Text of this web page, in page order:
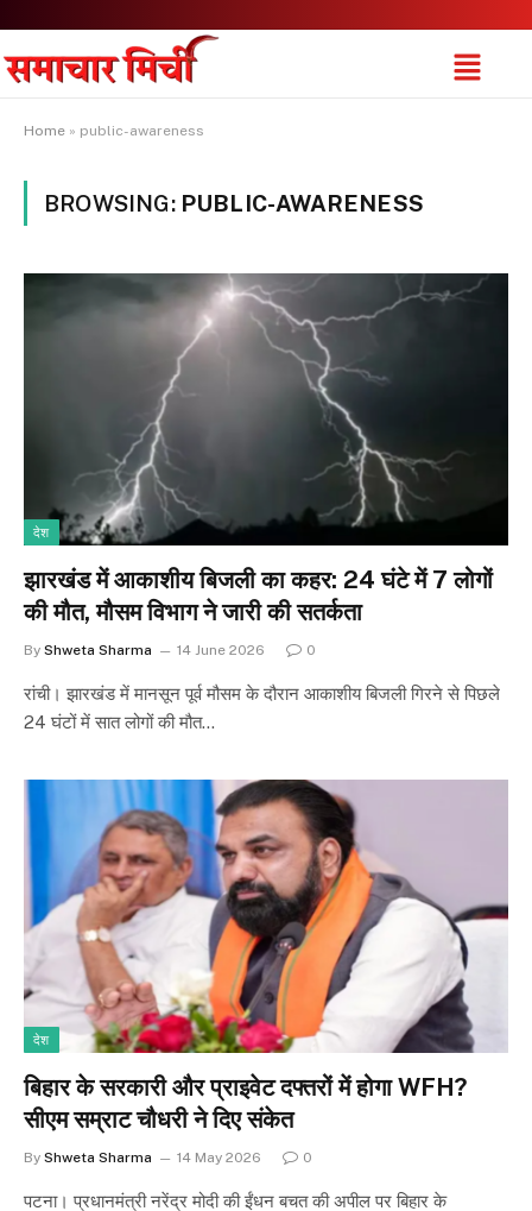
Home » public-awareness
BROWSING: PUBLIC-AWARENESS
देश
झारखंड में आकाशीय बिजली का कहर: 24 घंटे में 7 लोगों
की मौत, मौसम विभाग ने जारी की सतर्कता
By Shweta Sharma 14 June 2026 0
रांची। झारखंड में मानसून पूर्व मौसम के दौरान आकाशीय बिजली गिरने से पिछले
24 घंटों में सात लोगों की मौत…
देश
बिहार के सरकारी और प्राइवेट दफ्तरों में होगा WFH?
सीएम सम्राट चौधरी ने दिए संकेत
By Shweta Sharma 14 May 2026 0
पटना। प्रधानमंत्री नरेंद्र मोदी की ईंधन बचत की अपील पर बिहार के